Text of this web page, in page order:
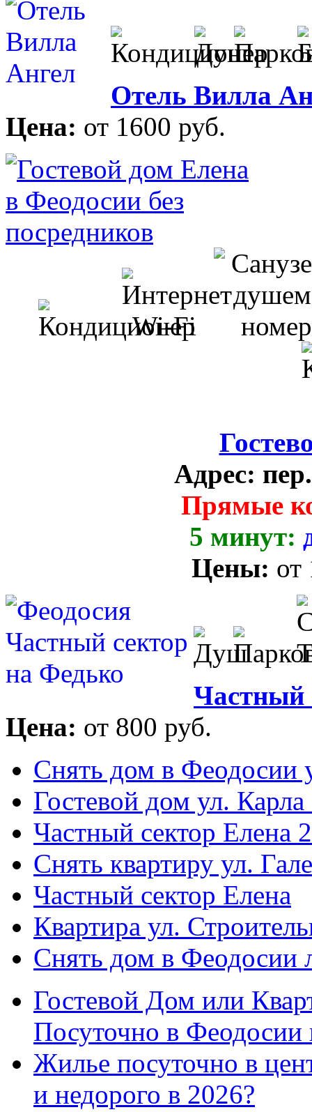
Отель Вилла
Цена: от 1600 руб.
Адрес:
Прямые
5 минут:
Цены: от
Частный
Цена: от 800 руб.
Снять дом в Феодосии
Гостевой дом ул.
Частный сектор Елена 2
Снять квартиру ул.
Частный сектор Елена
Квартира ул.
Снять дом в Феодосии
Гостевой Дом или
Посуточно в Феодосии
Жилье посуточно в
и недорого в 2026?